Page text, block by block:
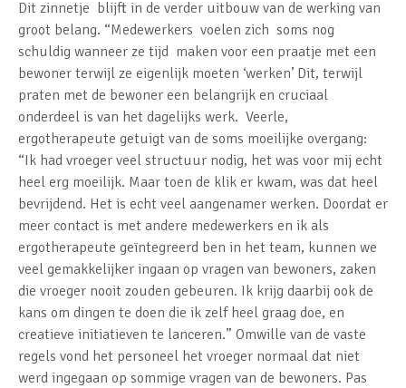
Dit zinnetje blijft in de verder uitbouw van de werking van
groot belang. “Medewerkers voelen zich soms nog
schuldig wanneer ze tijd maken voor een praatje met een
bewoner terwijl ze eigenlijk moeten ‘werken’ Dit, terwijl
praten met de bewoner een belangrijk en cruciaal
onderdeel is van het dagelijks werk. Veerle,
ergotherapeute getuigt van de soms moeilijke overgang:
“Ik had vroeger veel structuur nodig, het was voor mij echt
heel erg moeilijk. Maar toen de klik er kwam, was dat heel
bevrijdend. Het is echt veel aangenamer werken. Doordat er
meer contact is met andere medewerkers en ik als
ergotherapeute geïntegreerd ben in het team, kunnen we
veel gemakkelijker ingaan op vragen van bewoners, zaken
die vroeger nooit zouden gebeuren. Ik krijg daarbij ook de
kans om dingen te doen die ik zelf heel graag doe, en
creatieve initiatieven te lanceren.” Omwille van de vaste
regels vond het personeel het vroeger normaal dat niet
werd ingegaan op sommige vragen van de bewoners. Pas